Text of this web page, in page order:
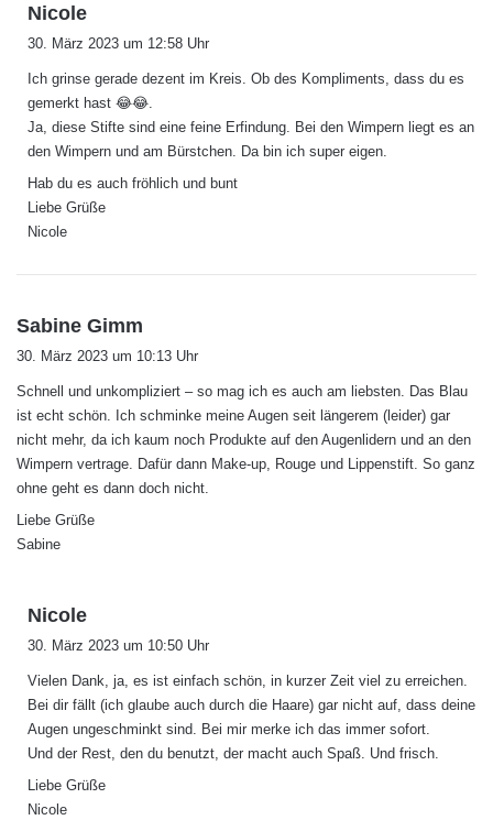
Nicole
t
:
30. März 2023 um 12:58 Uhr
Ich grinse gerade dezent im Kreis. Ob des Kompliments, dass du es
gemerkt hast 😂😂.
Ja, diese Stifte sind eine feine Erfindung. Bei den Wimpern liegt es an
den Wimpern und am Bürstchen. Da bin ich super eigen.
Hab du es auch fröhlich und bunt
Liebe Grüße
Nicole
Sabine Gimm
t
:
30. März 2023 um 10:13 Uhr
Schnell und unkompliziert – so mag ich es auch am liebsten. Das Blau
ist echt schön. Ich schminke meine Augen seit längerem (leider) gar
nicht mehr, da ich kaum noch Produkte auf den Augenlidern und an den
Wimpern vertrage. Dafür dann Make-up, Rouge und Lippenstift. So ganz
ohne geht es dann doch nicht.
Liebe Grüße
Sabine
Nicole
t
:
30. März 2023 um 10:50 Uhr
Vielen Dank, ja, es ist einfach schön, in kurzer Zeit viel zu erreichen.
Bei dir fällt (ich glaube auch durch die Haare) gar nicht auf, dass deine
Augen ungeschminkt sind. Bei mir merke ich das immer sofort.
Und der Rest, den du benutzt, der macht auch Spaß. Und frisch.
Liebe Grüße
Nicole